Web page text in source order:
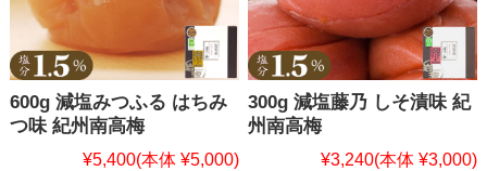
600g 減塩みつふる はちみ
つ味 紀州南高梅
¥5,400(本体 ¥5,000)
300g 減塩藤乃 しそ漬味 紀
州南高梅
¥3,240(本体 ¥3,000)